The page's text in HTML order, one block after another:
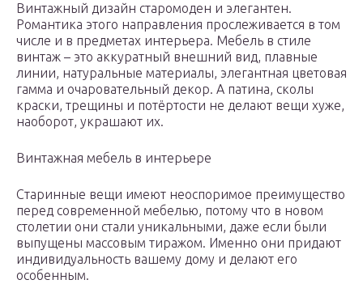
Винтажный дизайн старомоден и элегантен.
Романтика этого направления прослеживается в том
числе и в предметах интерьера. Мебель в стиле
винтаж – это аккуратный внешний вид, плавные
линии, натуральные материалы, элегантная цветовая
гамма и очаровательный декор. А патина, сколы
краски, трещины и потёртости не делают вещи хуже,
наоборот, украшают их.
Винтажная мебель в интерьере
Старинные вещи имеют неоспоримое преимущество
перед современной мебелью, потому что в новом
столетии они стали уникальными, даже если были
выпущены массовым тиражом. Именно они придают
индивидуальность вашему дому и делают его
особенным.